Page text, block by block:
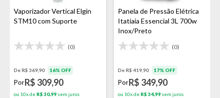
Vaporizador Vertical Elgin
STM10 com Suporte
(0)
De R$ 369,90 16% OFF
PorR$ 309,90
ou 10x de R$ 30,99 sem juros
Panela de Pressão Elétrica
Itatiaia Essencial 3L 700w
Inox/Preto
(0)
De R$ 419,90 17% OFF
PorR$ 349,90
ou 10x de R$ 34,99 sem juros